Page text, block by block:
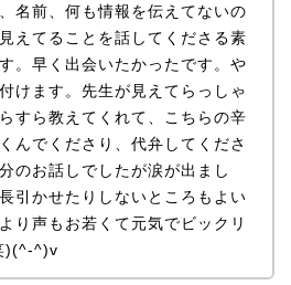
名前、何も情報を伝えてないの
えてることを話してくださる素
。早く出会いたかったです。や
けます。先生が見えてらっしゃ
すら教えてくれて、こちらの辛
んでくださり、代弁してくださ
のお話しでしたが涙が出まし
引かせたりしないところもよい
り声もお若くて元気でビックリ
)(^-^)v